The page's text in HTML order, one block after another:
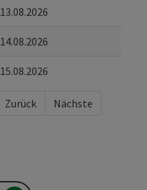
13.08.2026
14.08.2026
15.08.2026
Zurück Nächste